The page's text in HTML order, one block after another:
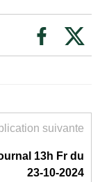
suivante
13h Fr du
23-10-2024